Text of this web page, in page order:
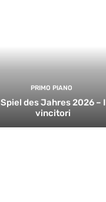
PRIMO PIANO
Spiel des Jahres 2026 – I
vincitori